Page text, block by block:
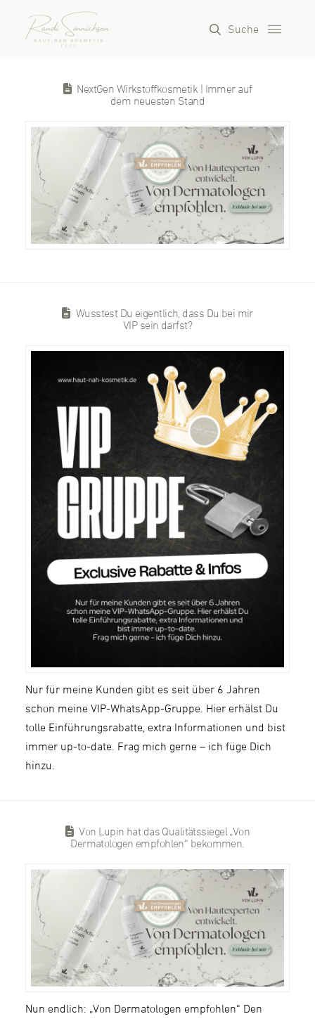
Suche
NextGen Wirkstoffkosmetik | Immer auf
dem neuesten Stand
Wusstest Du eigentlich, dass Du bei mir
VIP sein darfst?
Nur für meine Kunden gibt es seit über 6 Jahren
schon meine VIP-WhatsApp-Gruppe. Hier erhälst Du
tolle Einführungsrabatte, extra Informationen und bist
immer up-to-date. Frag mich gerne – ich füge Dich
hinzu.
Von Lupin hat das Qualitätssiegel „Von
Dermatologen empfohlen“ bekommen.
Nun endlich: „Von Dermatologen empfohlen“ Den